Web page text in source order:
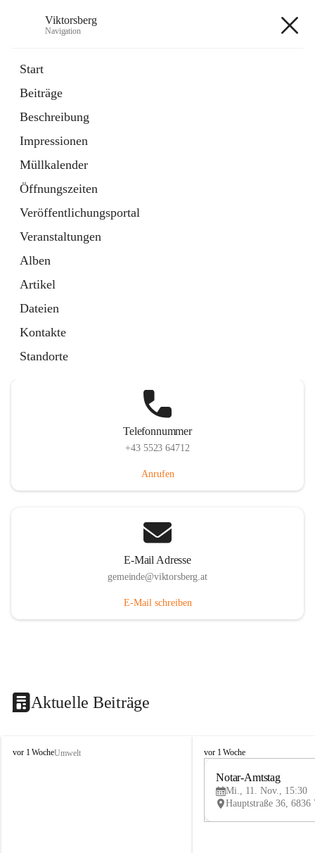
Viktorsberg
Navigation
Start
Beiträge
Beschreibung
Impressionen
Müllkalender
Öffnungszeiten
Veröffentlichungsportal
Veranstaltungen
Alben
Artikel
Dateien
Kontakte
Standorte
1 Schnellzugriff
Bürgerservice
10 Schnellzugriffe
Telefonnummer
+43 5523 64712
Anrufen
E-Mail Adresse
gemeinde@viktorsberg.at
E-Mail schreiben
Aktuelle Beiträge
V
vor 1 WocheUmwelt
V
vor 1 Woche
Notar-Amtstag
Mi., 11. Nov., 15:30